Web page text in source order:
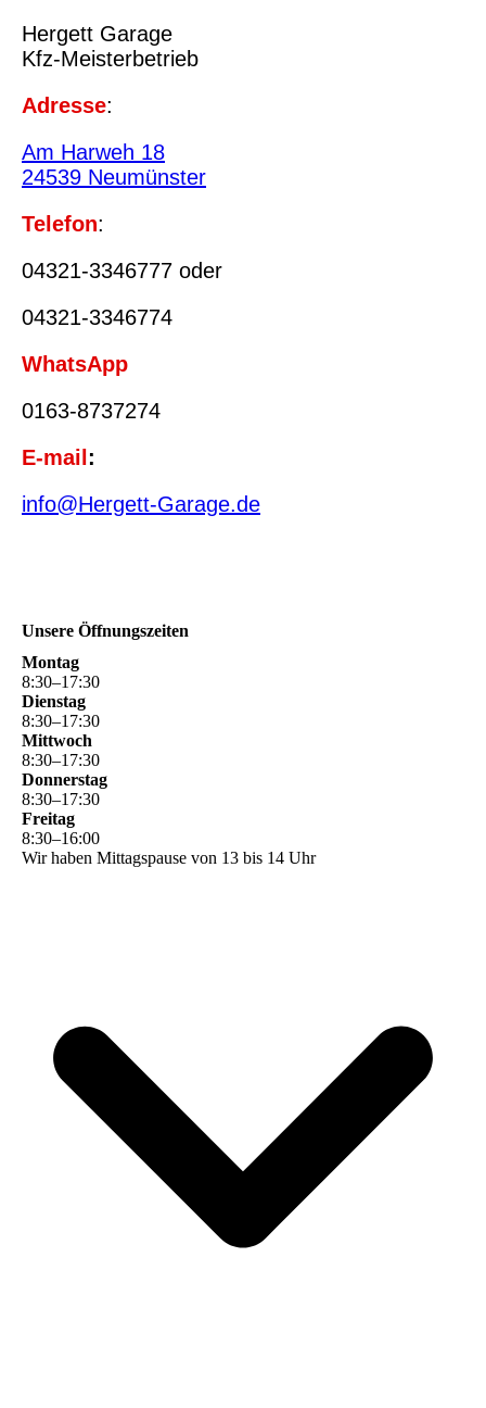
Hergett Garage
Kfz-Meisterbetrieb
Adresse:
Am Harweh 18
24539 Neumünster
Telefon:
04321-3346777 oder
04321-3346774
WhatsApp
0163-8737274
E-mail:
info@Hergett-Garage.de
Unsere Öffnungszeiten
Montag
8:30–17:30
Dienstag
8:30–17:30
Mittwoch
8:30–17:30
Donnerstag
8:30–17:30
Freitag
8:30–16:00
Wir haben Mittagspause von 13 bis 14 Uhr